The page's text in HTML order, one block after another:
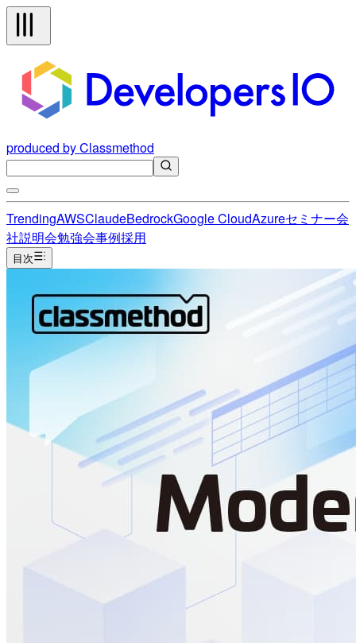
produced by Classmethod
TrendingAWSClaudeBedrockGoogle CloudAzureセミナー会
社説明会勉強会事例採用
目次